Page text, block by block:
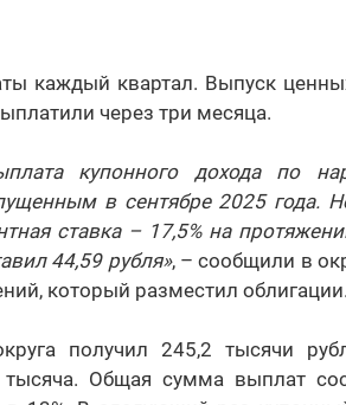
каждый квартал. Выпуск
через три месяца.
купонного дохода по
в сентябре 2025 года.
ставка – 17,5% на
44,59 рубля», – сообщили в
который разместил облигации.
получил 245,2 тысячи
Общая сумма выплат